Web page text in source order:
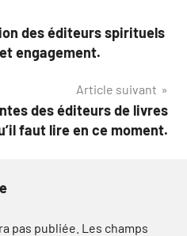
des éditeurs spirituels
engagement.
Article suivant
des éditeurs de livres
faut lire en ce moment.
pas publiée. Les champs